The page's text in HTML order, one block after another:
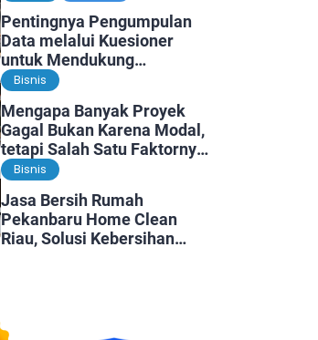
Pentingnya Pengumpulan
Data melalui Kuesioner
untuk Mendukung
Penelitian dan Pengambilan
Bisnis
Mengapa Banyak Proyek
Gagal Bukan Karena Modal,
tetapi Salah Satu Faktornya
Karena Tidak Pernah Diuji
Bisnis
Jasa Bersih Rumah
Pekanbaru Home Clean
Riau, Solusi Kebersihan